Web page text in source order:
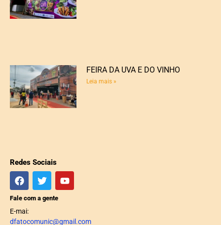
FEIRA DA UVA E DO VINHO
Leia mais »
Redes Sociais
Fale com a gente
E-mai:
dfatocomunic@gmail.com